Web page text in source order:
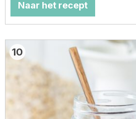
Naar het recept
10